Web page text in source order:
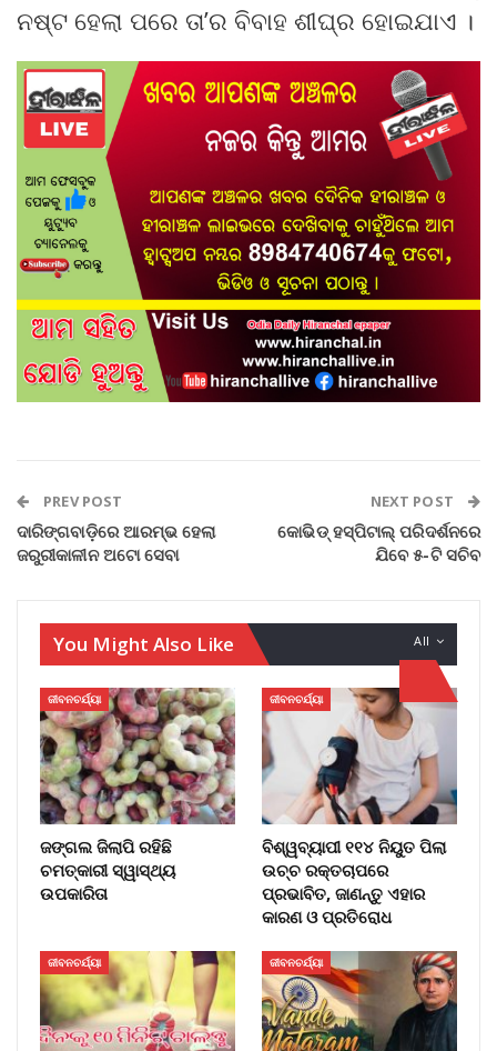
ନଷ୍ଟ ହେଲା ପରେ ତା’ର ବିବାହ ଶୀଘ୍ର ହୋଇଯାଏ ।
PREV POST
ଦାରିଙ୍ଗବାଡ଼ିରେ ଆରମ୍ଭ ହେଲା
ଜରୁରୀକାଳୀନ ଅଟୋ ସେବା
NEXT POST
କୋଭିଡ୍ ହସ୍ପିଟାଲ୍ ପରିଦର୍ଶନରେ
ଯିବେ ୫-ଟି ସଚିବ
All
You Might Also Like
ଜୀବନଚର୍ଯ୍ୟା
ଜଙ୍ଗଲ ଜିଲାପି ରହିଛି
ଚମତ୍କାରୀ ସ୍ୱାସ୍ଥ୍ୟ
ଉପକାରିତା
ଜୀବନଚର୍ଯ୍ୟା
ବିଶ୍ୱବ୍ୟାପୀ ୧୧୪ ନିୟୁତ ପିଲା
ଉଚ୍ଚ ରକ୍ତଚାପରେ
ପ୍ରଭାବିତ, ଜାଣନ୍ତୁ ଏହାର
କାରଣ ଓ ପ୍ରତିରୋଧ
ଜୀବନଚର୍ଯ୍ୟା ଜୀବନଚର୍ଯ୍ୟା